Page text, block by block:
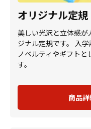
オリジナル定規
美しい光沢と立体感が
ジナル定規です。 入
ノベルティやギフト
す。
商品